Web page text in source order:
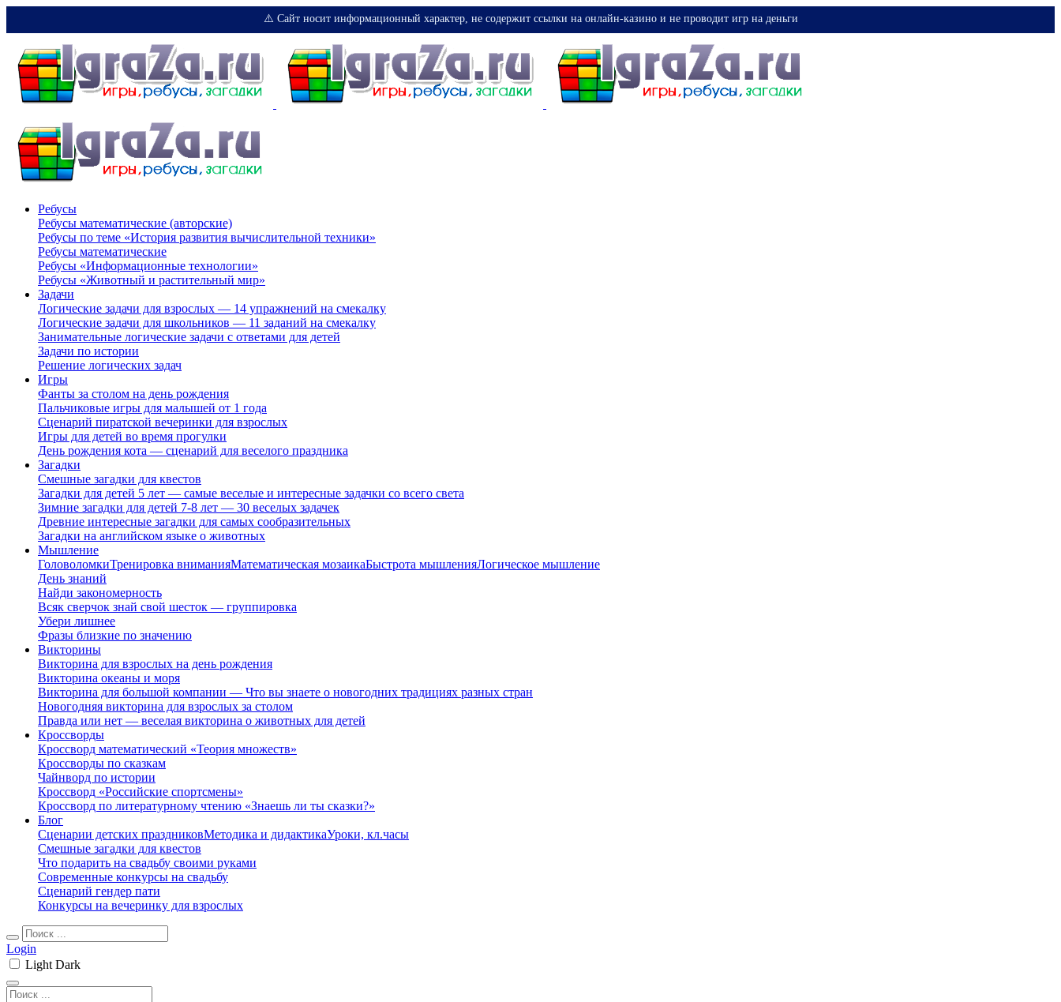
⚠️ Сайт носит информационный характер, не содержит ссылки на онлайн-казино и не проводит игр на деньги
Ребусы
Ребусы математические (авторские)
Ребусы по теме «История развития вычислительной техники»
Ребусы математические
Ребусы «Информационные технологии»
Ребусы «Животный и растительный мир»
Задачи
Логические задачи для взрослых — 14 упражнений на смекалку
Логические задачи для школьников — 11 заданий на смекалку
Занимательные логические задачи с ответами для детей
Задачи по истории
Решение логических задач
Игры
Фанты за столом на день рождения
Пальчиковые игры для малышей от 1 года
Сценарий пиратской вечеринки для взрослых
Игры для детей во время прогулки
День рождения кота — сценарий для веселого праздника
Загадки
Смешные загадки для квестов
Загадки для детей 5 лет — самые веселые и интересные задачки со всего света
Зимние загадки для детей 7-8 лет — 30 веселых задачек
Древние интересные загадки для самых сообразительных
Загадки на английском языке о животных
Мышление
ГоловоломкиТренировка вниманияМатематическая мозаикаБыстрота мышленияЛогическое мышление
День знаний
Найди закономерность
Всяк сверчок знай свой шесток — группировка
Убери лишнее
Фразы близкие по значению
Викторины
Викторина для взрослых на день рождения
Викторина океаны и моря
Викторина для большой компании — Что вы знаете о новогодних традициях разных стран
Новогодняя викторина для взрослых за столом
Правда или нет — веселая викторина о животных для детей
Кроссворды
Кроссворд математический «Теория множеств»
Кроссворды по сказкам
Чайнворд по истории
Кроссворд «Российские спортсмены»
Кроссворд по литературному чтению «Знаешь ли ты сказки?»
Блог
Сценарии детских праздниковМетодика и дидактикаУроки, кл.часы
Смешные загадки для квестов
Что подарить на свадьбу своими руками
Современные конкурсы на свадьбу
Сценарий гендер пати
Конкурсы на вечеринку для взрослых
Login
Light Dark